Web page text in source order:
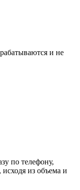
и не
по телефону,
из объема и